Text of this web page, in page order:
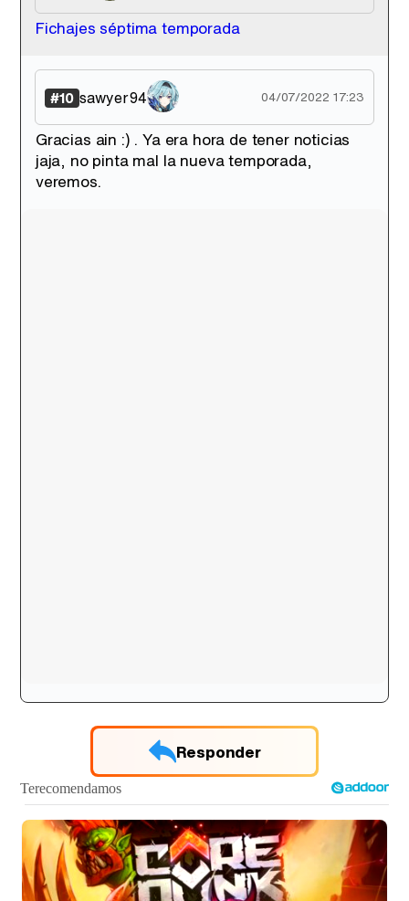
Fichajes séptima temporada
#10 sawyer94 04/07/2022 17:23
Gracias ain :) . Ya era hora de tener noticias
jaja, no pinta mal la nueva temporada,
veremos.
Responder